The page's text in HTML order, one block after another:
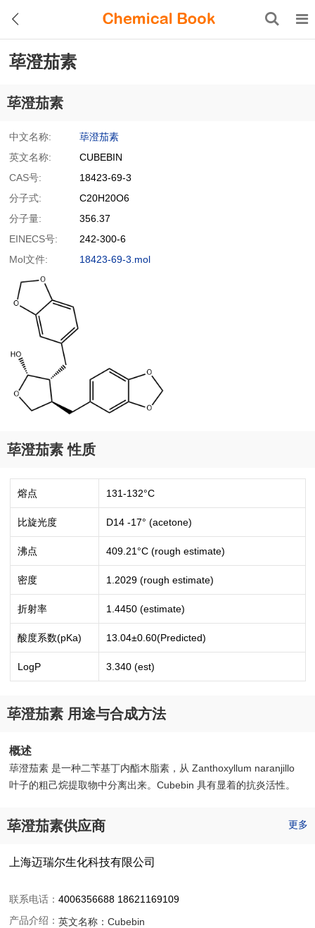
荜澄茄素
荜澄茄素
中文名称:
荜澄茄素
英文名称:
CUBEBIN
CAS号:
18423-69-3
分子式:
C20H20O6
分子量:
356.37
EINECS号:
242-300-6
Mol文件:
18423-69-3.mol
荜澄茄素 性质
熔点 131-132°C
比旋光度 D14 -17° (acetone)
沸点 409.21°C (rough estimate)
密度 1.2029 (rough estimate)
折射率 1.4450 (estimate)
酸度系数(pKa) 13.04±0.60(Predicted)
LogP 3.340 (est)
荜澄茄素 用途与合成方法
概述
荜澄茄素 是一种二苄基丁内酯木脂素，从 Zanthoxyllum naranjillo
叶子的粗己烷提取物中分离出来。Cubebin 具有显着的抗炎活性。
荜澄茄素供应商 更多
上海迈瑞尔生化科技有限公司
联系电话：4006356688 18621169109
产品介绍：英文名称：Cubebin